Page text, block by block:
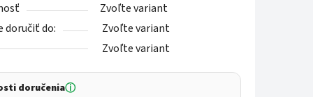
Zvoľte variant
doručiť do:
Zvoľte variant
Zvoľte variant
doručeniaⓘ